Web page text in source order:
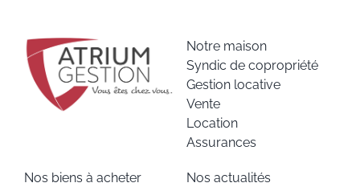
Notre maison
Syndic de copropriété
Gestion locative
Vente
Location
Assurances
Nos biens à acheter
Nos actualités